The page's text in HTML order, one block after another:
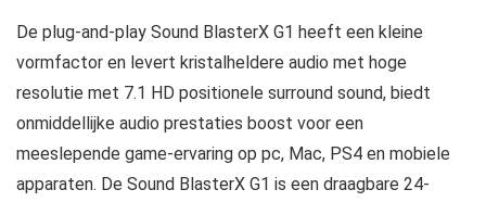
De plug-and-play Sound BlasterX G1 heeft een kleine
vormfactor en levert kristalheldere audio met hoge
resolutie met 7.1 HD positionele surround sound, biedt
onmiddellijke audio prestaties boost voor een
meeslepende game-ervaring op pc, Mac, PS4 en mobiele
apparaten. De Sound BlasterX G1 is een draagbare 24-